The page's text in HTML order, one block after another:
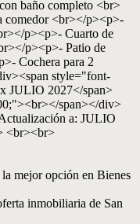
baño completo <br>
<br></p><p>-
p><p>- Cuarto de
p><p>- Patio de
Cochera para 2
style="font-
JULIO 2027</span>
span></div>
a: JULIO
<br><br>
la mejor opción en Bienes
inmobiliaria de San